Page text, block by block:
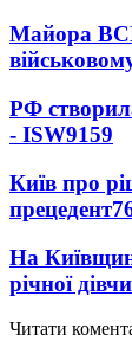
Майора
РФ
- ISW9159
Київ про
прецедент
На
річної
Читати